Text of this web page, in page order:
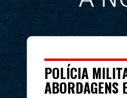
POLÍCIA
ABORDAGENS